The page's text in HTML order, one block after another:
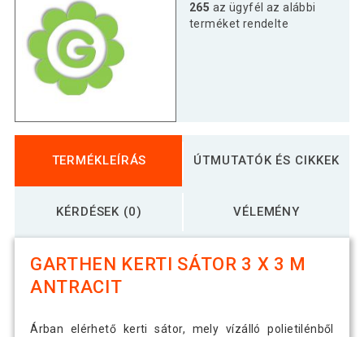
265 az ügyfél az alábbi
terméket rendelte
TERMÉKLEÍRÁS ÚTMUTATÓK ÉS CIKKEK
KÉRDÉSEK (0) VÉLEMÉNY
GARTHEN KERTI SÁTOR 3 X 3 M
ANTRACIT
Árban elérhető kerti sátor, mely vízálló polietilénből